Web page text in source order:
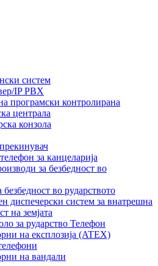
систем
IP PBX
програмски контролирана
централа
конзола
за канцеларија
за безбедност во
безбедност во рударството
диспечерски систем за внатрешна
на земјата
за рударство Телефон
на експлозија (ATEX)
на вандали